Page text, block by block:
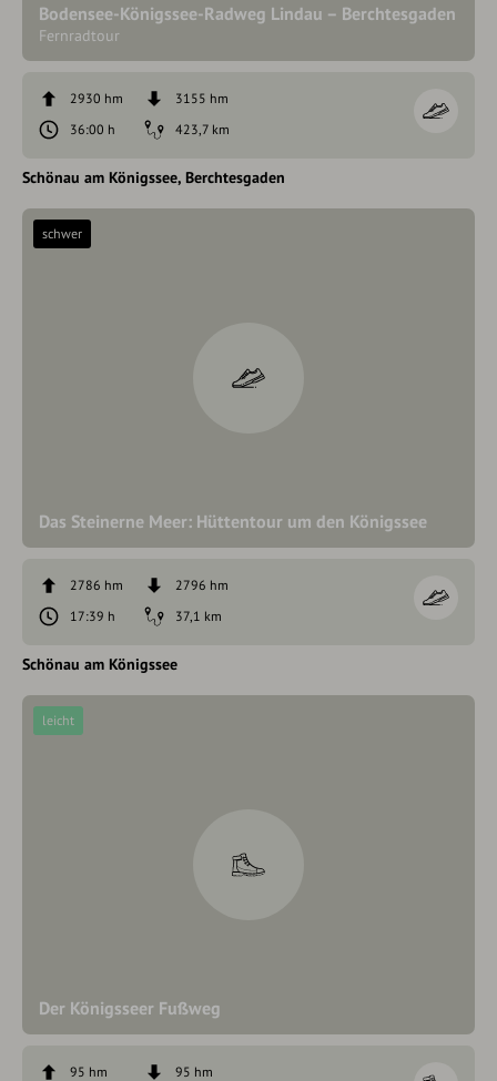
Bodensee-Königssee-Radweg Lindau – Berchtesgaden
Fernradtour
2930 hm
3155 hm
36:00 h
423,7 km
Schönau am Königssee Berchtesgaden
Das Steinerne Meer: Hüttentour um den Königssee
schwer
2786 hm
2796 hm
17:39 h
37,1 km
Schönau am Königssee
Der Königsseer Fußweg
leicht
95 hm
95 hm